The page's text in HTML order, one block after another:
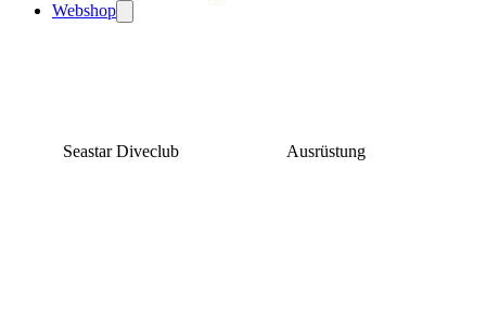
Webshop
Seastar Diveclub Ausrüstung